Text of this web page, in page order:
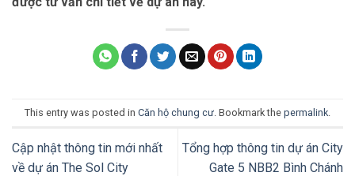
This entry was posted in Căn hộ chung cư . Bookmark the permalink
Cập nhật thông tin mới nhất
về dự án The Sol City
Tổng hợp thông tin dự án City
Gate 5 NBB2 Bình Chánh